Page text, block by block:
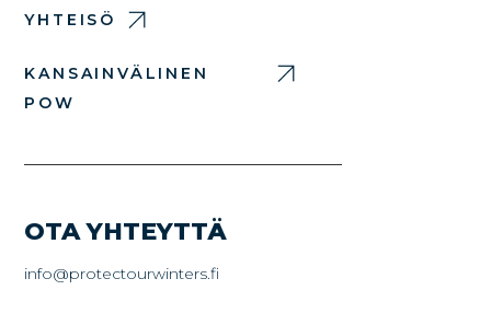
YHTEISÖ
KANSAINVÄLINEN
POW
OTA YHTEYTTÄ
info@protectourwinters.fi